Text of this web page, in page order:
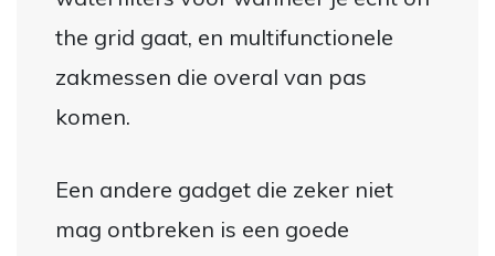
the grid gaat, en multifunctionele
zakmessen die overal van pas
komen.
Een andere gadget die zeker niet
mag ontbreken is een goede